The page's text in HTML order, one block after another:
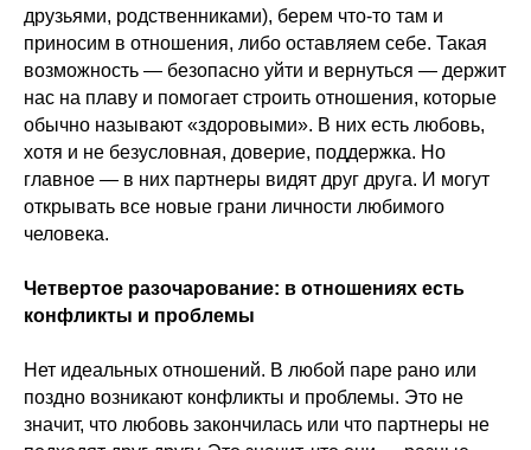
друзьями, родственниками), берем что-то там и
приносим в отношения, либо оставляем себе. Такая
возможность — безопасно уйти и вернуться — держит
нас на плаву и помогает строить отношения, которые
обычно называют «здоровыми». В них есть любовь,
хотя и не безусловная, доверие, поддержка. Но
главное — в них партнеры видят друг друга. И могут
открывать все новые грани личности любимого
человека.
Четвертое разочарование: в отношениях есть
конфликты и проблемы
Нет идеальных отношений. В любой паре рано или
поздно возникают конфликты и проблемы. Это не
значит, что любовь закончилась или что партнеры не